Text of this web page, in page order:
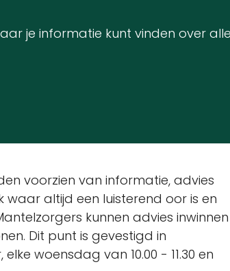
je informatie kunt vinden over
voorzien van informatie, advies
waar altijd een luisterend oor is en
kunnen advies inwinnen
Dit punt is gevestigd in
woensdag van 10.00 - 11.30 en